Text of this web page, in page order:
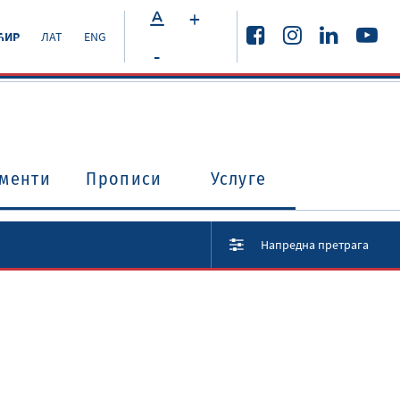
ЛАТ ENG
+
-
Прописи Услуге
Напредна претрага